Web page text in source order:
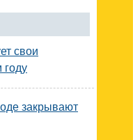
свои
году
закрывают